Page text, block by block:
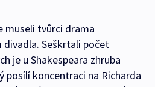
museli tvůrci drama
Seškrtali počet
je u Shakespeara zhruba
posílí koncentraci na Richarda